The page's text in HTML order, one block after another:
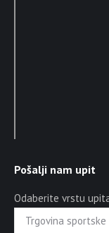
Pošalji nam upit
Odaberite vrstu